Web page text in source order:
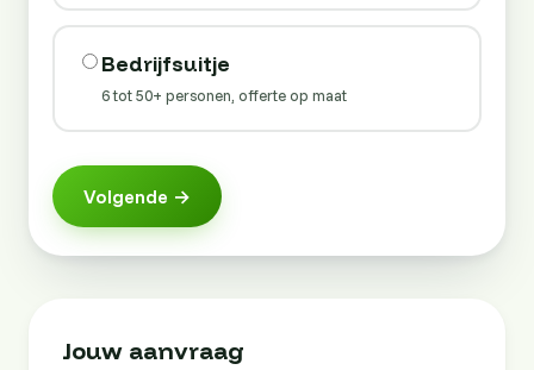
Bedrijfsuitje
6 tot 50+ personen, offerte op maat
Volgende →
Jouw aanvraag